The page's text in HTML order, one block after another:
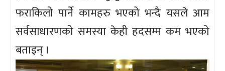
फराकिलो पार्ने कामहरु भएको भन्दै यसले आम
सर्वसाधारणको समस्या केही हदसम्म कम भएको
बताइन् ।